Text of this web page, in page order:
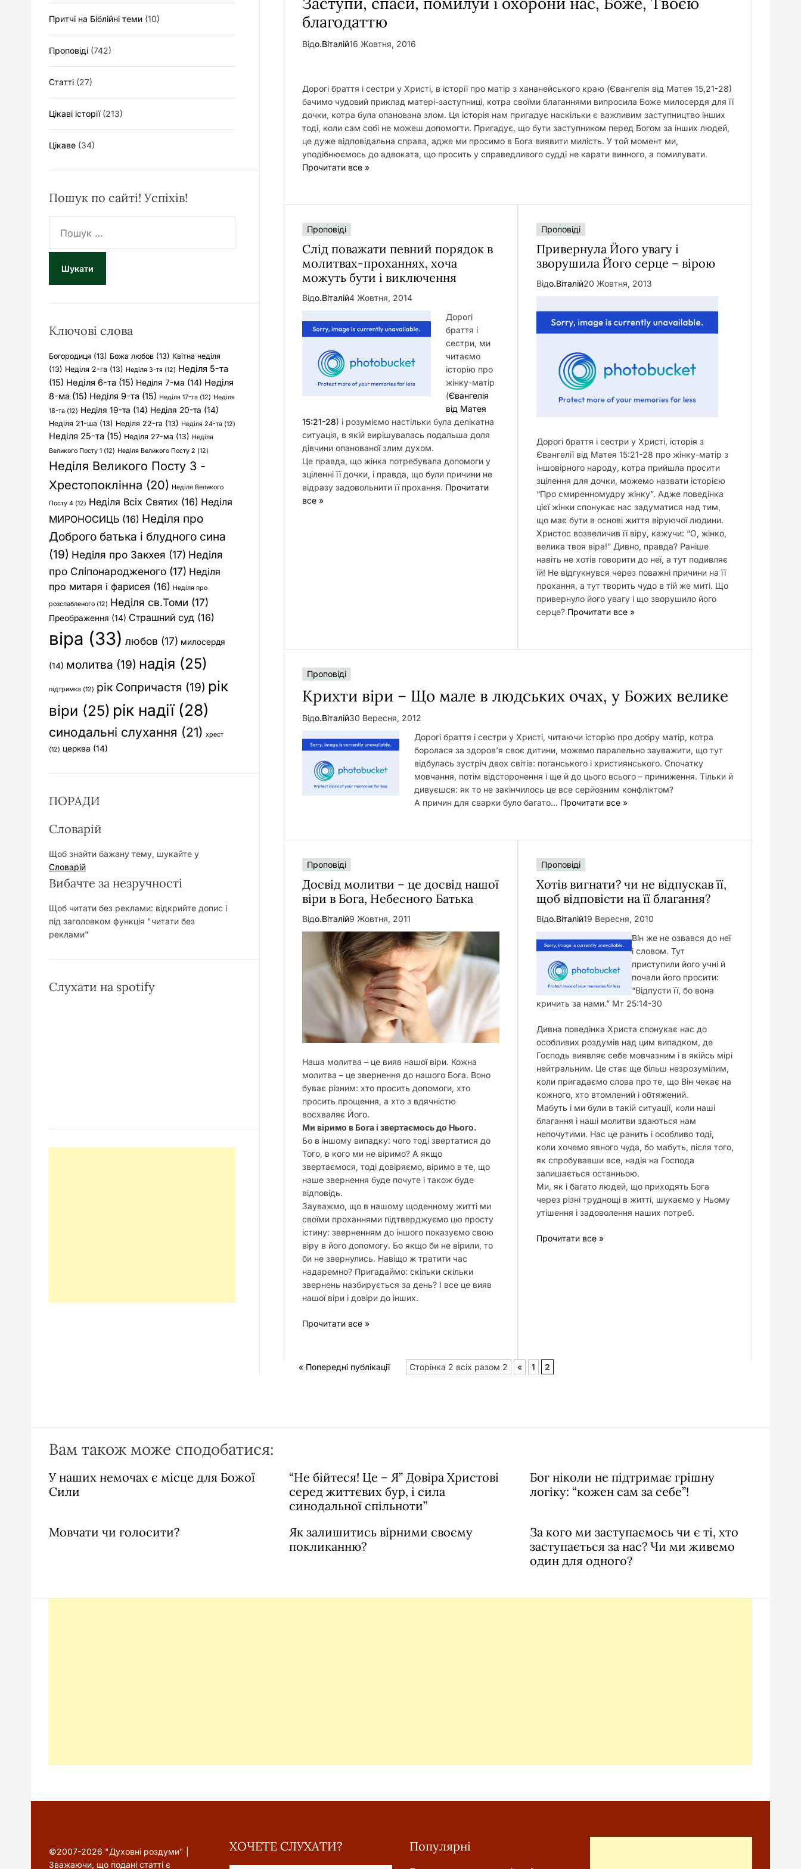
благодаттю
Відо.Віталій16 Жовтня, 2016
Дорогі браття і сестри у Христі, в історії про матір з хананейського краю (Євангелія від Матея 15,21-28)
бачимо чудовий приклад матері-заступниці, котра своїми благаннями випросила Боже милосердя для її
дочки, котра була опанована злом. Ця історія нам пригадує наскільки є важливим заступництво інших
тоді, коли сам собі не можеш допомогти. Пригадує, що бути заступником перед Богом за інших людей,
це дуже відповідальна справа, адже ми просимо в Бога виявити милість. У той момент ми,
уподібнюємось до адвоката, що просить у справедливого судді не карати винного, а помилувати.
Прочитати все »
Проповіді
Слід поважати певний порядок в
молитвах-проханнях, хоча
можуть бути і виключення
Відо.Віталій4 Жовтня, 2014
Дорогі
браття і
сестри, ми
читаємо
історію про
жінку-матір
(Євангелія
від Матея
15:21-28) і розуміємо настільки була делікатна
ситуація, в якій вирішувалась подальша доля
дівчини опанованої злим духом.
Це правда, що жінка потребувала допомоги у
зціленні її дочки, і правда, що були причини не
відразу задовольнити її прохання. Прочитати
все »
Проповіді
Привернула Його увагу і
зворушила Його серце – вірою
Відо.Віталій20 Жовтня, 2013
Дорогі браття і сестри у Христі, історія з
Євангелії від Матея 15:21-28 про жінку-матір з
іншовірного народу, котра прийшла просити
зцілення для дочки, можемо назвати історією
“Про смиренномудру жінку”. Адже поведінка
цієї жінки спонукає нас задуматися над тим,
що має бути в основі життя віруючої людини.
Христос возвеличив її віру, кажучи: “О, жінко,
велика твоя віра!” Дивно, правда? Раніше
навіть не хотів говорити до неї, а тут подивляє
їй! Не відгукнувся через поважні причини на її
прохання, а тут творить чудо в тій же миті. Що
привернуло його увагу і що зворушило його
серце? Прочитати все »
Проповіді
Крихти віри – Що мале в людських очах, у Божих велике
Відо.Віталій30 Вересня, 2012
Дорогі браття і сестри у Христі, читаючи історію про добру матір, котра
боролася за здоров’я своє дитини, можемо паралельно зауважити, що тут
відбулась зустріч двох світів: поганського і християнського. Спочатку
мовчання, потім відсторонення і ще й до цього всього – приниження. Тільки й
дивуєшся: як то не закінчилось це все серйозним конфліктом?
А причин для сварки було багато… Прочитати все »
Проповіді
Досвід молитви – це досвід нашої
віри в Бога, Небесного Батька
Відо.Віталій9 Жовтня, 2011
Наша молитва – це вияв нашої віри. Кожна
молитва – це звернення до нашого Бога. Воно
буває різним: хто просить допомоги, хто
просить прощення, а хто з вдячністю
восхваляє Його.
Ми віримо в Бога і звертаємось до Нього.
Бо в іншому випадку: чого тоді звертатися до
Того, в кого ми не віримо? А якщо
звертаємося, тоді довіряємо, віримо в те, що
наше звернення буде почуте і також буде
відповідь.
Зауважмо, що в нашому щоденному житті ми
своїми проханнями підтверджуємо цю просту
істину: зверненням до іншого показуємо свою
віру в його допомогу. Бо якщо би не вірили, то
би не звернулись. Навіщо ж тратити час
надаремно? Пригадаймо: скільки скільки
звернень назбирується за день? І все це вияв
нашої віри і довіри до інших.
Прочитати все »
Проповіді
Хотів вигнати? чи не відпускав її,
щоб відповісти на її благання?
Відо.Віталій19 Вересня, 2010
Він же не озвався до неї
і словом. Тут
приступили його учні й
почали його просити:
“Відпусти її, бо вона
кричить за нами.” Мт 25:14-30
Дивна поведінка Христа спонукає нас до
особливих роздумів над цим випадком, де
Господь виявляє себе мовчазним і в якійсь мірі
нейтральним. Це стає ще більш незрозумілим,
коли пригадаємо слова про те, що Він чекає на
кожного, хто втомлений і обтяжений.
Мабуть і ми були в такій ситуації, коли наші
благання і наші молитви здаються нам
непочутими. Нас це ранить і особливо тоді,
коли хочемо явного чуда, бо мабуть, після того,
як спробувавши все, надія на Господа
залишається останньою.
Ми, як і багато людей, що приходять Бога
через різні труднощі в житті, шукаємо у Ньому
утішення і задоволення наших потреб.
Прочитати все »
« Попередні публікації Сторінка 2 всіх разом 2 « 1 2
Притчі на Біблійні теми (10)
Проповіді (742)
Статті (27)
Цікаві історії(213)
Цікаве (34)
Пошук по сайті! Успіхів!
ш
к
Ключові слова
Богородиця (13) Божа любов (13) Квітна неділя
(13) Неділя 2-га (13) Неділя 3-тя (12) Неділя 5-та
(15) Неділя 6-та (15) Неділя 7-ма (14) Неділя
8-ма (15) Неділя 9-та (15) Неділя 17-та (12) Неділя
18-та (12) Неділя 19-та (14) Неділя 20-та (14)
Неділя 21-ша (13) Неділя 22-га (13) Неділя 24-та (12)
Неділя 25-та (15) Неділя 27-ма (13) Неділя
Великого Посту 1 (12) Неділя Великого Посту 2 (12)
Неділя Великого Посту 3 -
Хрестопоклінна (20) Неділя Великого
Посту 4 (12) Неділя Всіх Святих (16) Неділя
МИРОНОСИЦЬ (16) Неділя про
Доброго батька і блудного сина
(19) Неділя про Закхея (17) Неділя
про Сліпонародженого (17) Неділя
про митаря і фарисея (16) Неділя про
розслабленого (12) Неділя св.Томи (17)
Преображення (14) Страшний суд (16)
віра (33) любов (17) милосердя
(14) молитва (19) надія (25)
підтримка (12) рік Сопричастя (19) рік
віри (25) рік надії(28)
синодальні слухання (21) хрест
(12) церква (14)
ПОРАДИ
Словарій
Щоб знайти бажану тему, шукайте у
Словарій
Вибачте за незручності
Щоб читати без реклами: відкрийте допис і
під заголовком функція "читати без
реклами"
Слухати на spotify
Вам також може сподобатися:
У наших немочах є місце для Божої
Сили
“Не бійтеся! Це – Я” Довіра Христові
серед життєвих бур, і сила
синодальної спільноти”
Бог ніколи не підтримає грішну
логіку: “кожен сам за себе”!
Мовчати чи голосити?
Як залишитись вірними своєму
покликанню?
За кого ми заступаємось чи є ті, хто
заступається за нас? Чи ми живемо
один для одного?
©2007-2026 "Духовні роздуми" |
Зважаючи, що подані статті є
ХОЧЕТЕ СЛУХАТИ? Популярні